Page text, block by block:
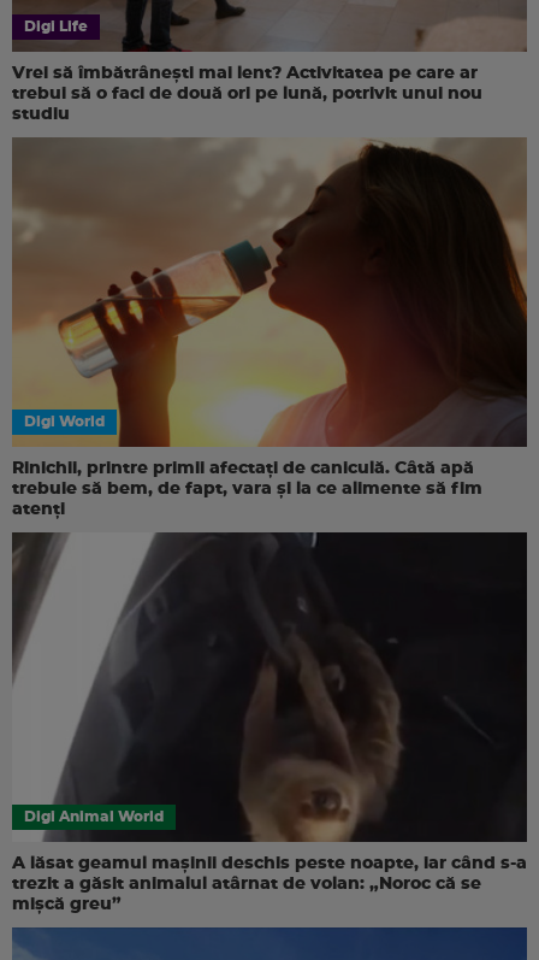
Digi Life
Vrei să îmbătrânești mai lent? Activitatea pe care ar
trebui să o faci de două ori pe lună, potrivit unui nou
studiu
Digi World
Rinichii, printre primii afectați de caniculă. Câtă apă
trebuie să bem, de fapt, vara și la ce alimente să fim
atenți
Digi Animal World
A lăsat geamul mașinii deschis peste noapte, iar când s-a
trezit a găsit animalul atârnat de volan: „Noroc că se
mișcă greu”